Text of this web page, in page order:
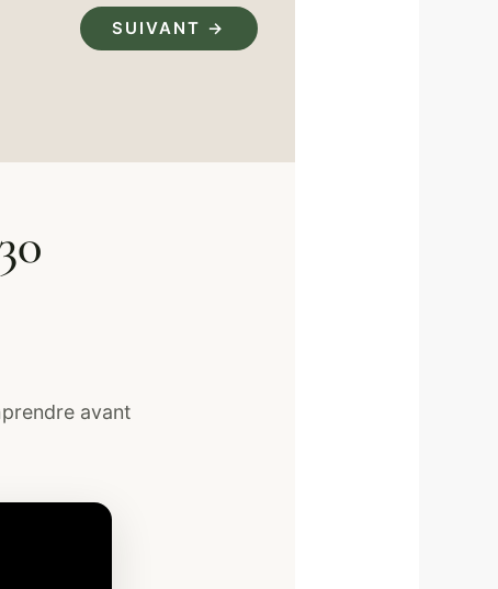
SUIVANT →
avant